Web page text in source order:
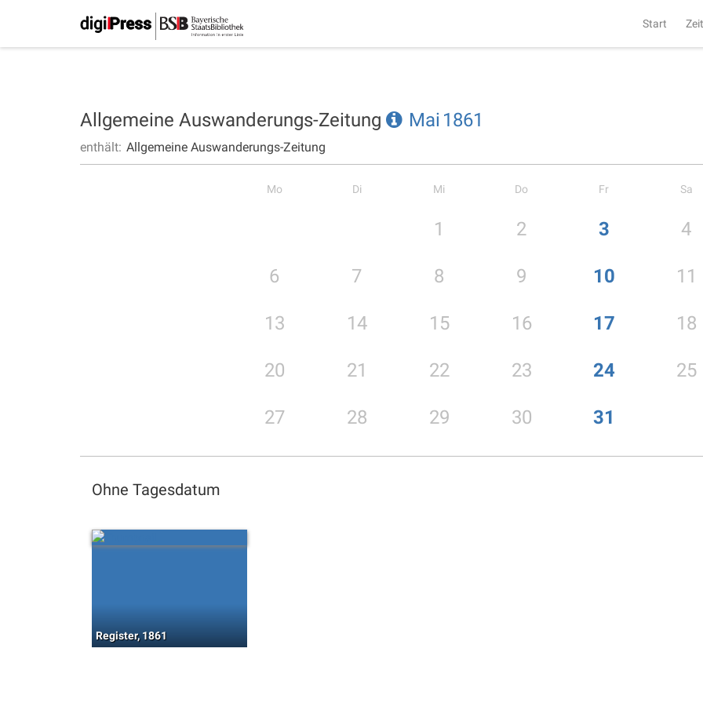
Start
Allgemeine Auswanderungs-Zeitung Mai 1861
enthält: Allgemeine Auswanderungs-Zeitung
Mo Di Mi Do Fr Sa
1 2 3 4
6 7 8 9 10 11
13 14 15 16 17 18
20 21 22 23 24 25
27 28 29 30 31
Ohne Tagesdatum
Register, 1861